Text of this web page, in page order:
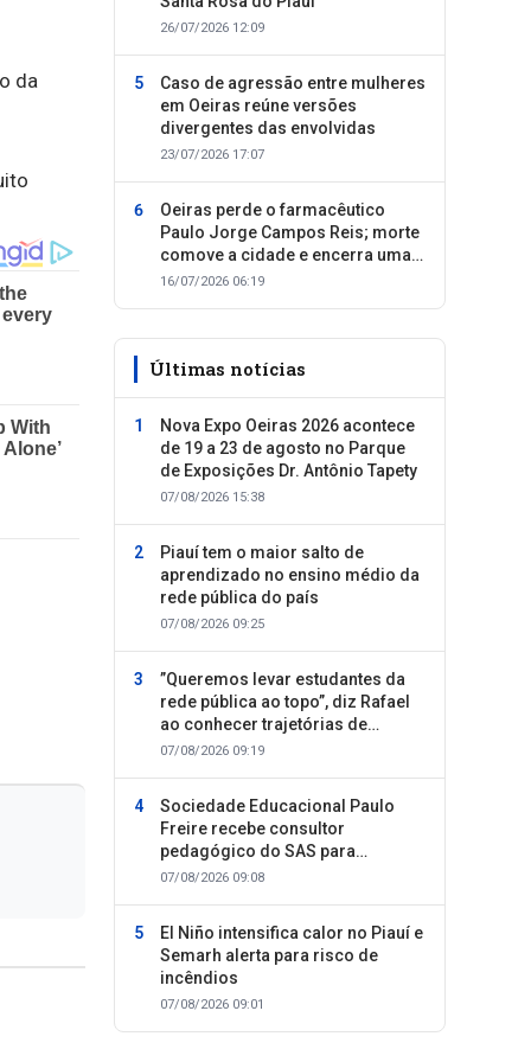
da
26/07/2026 12:09
Caso de agressão entre mulheres
em Oeiras reúne versões
divergentes das envolvidas
23/07/2026 17:07
Oeiras perde o farmacêutico
Paulo Jorge Campos Reis; morte
comove a cidade e encerra uma
trajetória dedicada ao cuidado
16/07/2026 06:19
Últimas notícias
Nova Expo Oeiras 2026 acontece
de 19 a 23 de agosto no Parque
de Exposições Dr. Antônio Tapety
07/08/2026 15:38
Piauí tem o maior salto de
aprendizado no ensino médio da
rede pública do país
07/08/2026 09:25
”Queremos levar estudantes da
rede pública ao topo”, diz Rafael
ao conhecer trajetórias de
sucesso
07/08/2026 09:19
Sociedade Educacional Paulo
Freire recebe consultor
pedagógico do SAS para
planejamento do segundo
07/08/2026 09:08
El Niño intensifica calor no Piauí e
Semarh alerta para risco de
incêndios
07/08/2026 09:01